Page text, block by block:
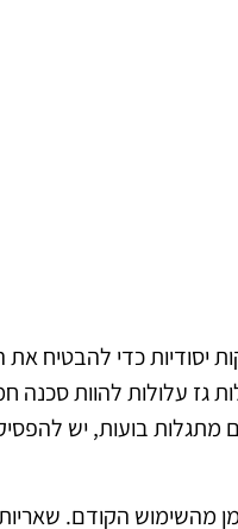
יסודיות כדי להבטיח
גז עלולות להוות
מתגלות בועות, יש
מהשימוש הקודם.